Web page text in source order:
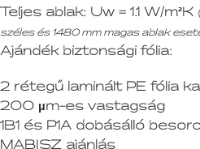
Teljes ablak: Uw = 1.1 W/m²K (
széles és 1480 mm magas ablak
Ajándék biztonsági fólia:
2 rétegű laminált PE fólia
200 µm-es vastagság
1B1 és P1A dobásálló
MABISZ ajánlás